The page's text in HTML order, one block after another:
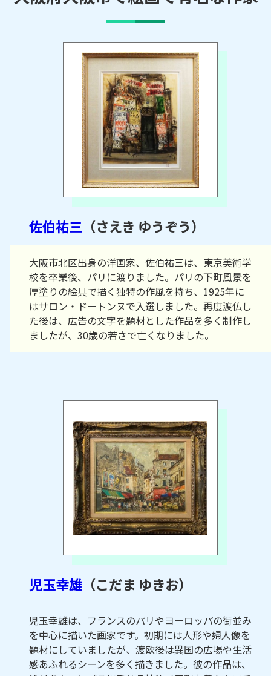
佐伯祐三 （さえき ゆうぞう）
大阪市北区出身の洋画家、佐伯祐三は、東京美術学
校を卒業後、パリに渡りました。パリの下町風景を
厚塗りの絵具で描く独特の作風を持ち、1925年に
はサロン・ドートンヌで入選しました。再度渡仏し
た後は、広告の文字を題材とした作品を多く制作し
ましたが、30歳の若さで亡くなりました。
児玉幸雄 （こだま ゆきお）
児玉幸雄は、フランスのパリやヨーロッパの街並み
を中心に描いた画家です。初期には人形や婦人像を
題材にしていましたが、渡欧後は異国の広場や生活
感あふれるシーンを多く描きました。彼の作品は、